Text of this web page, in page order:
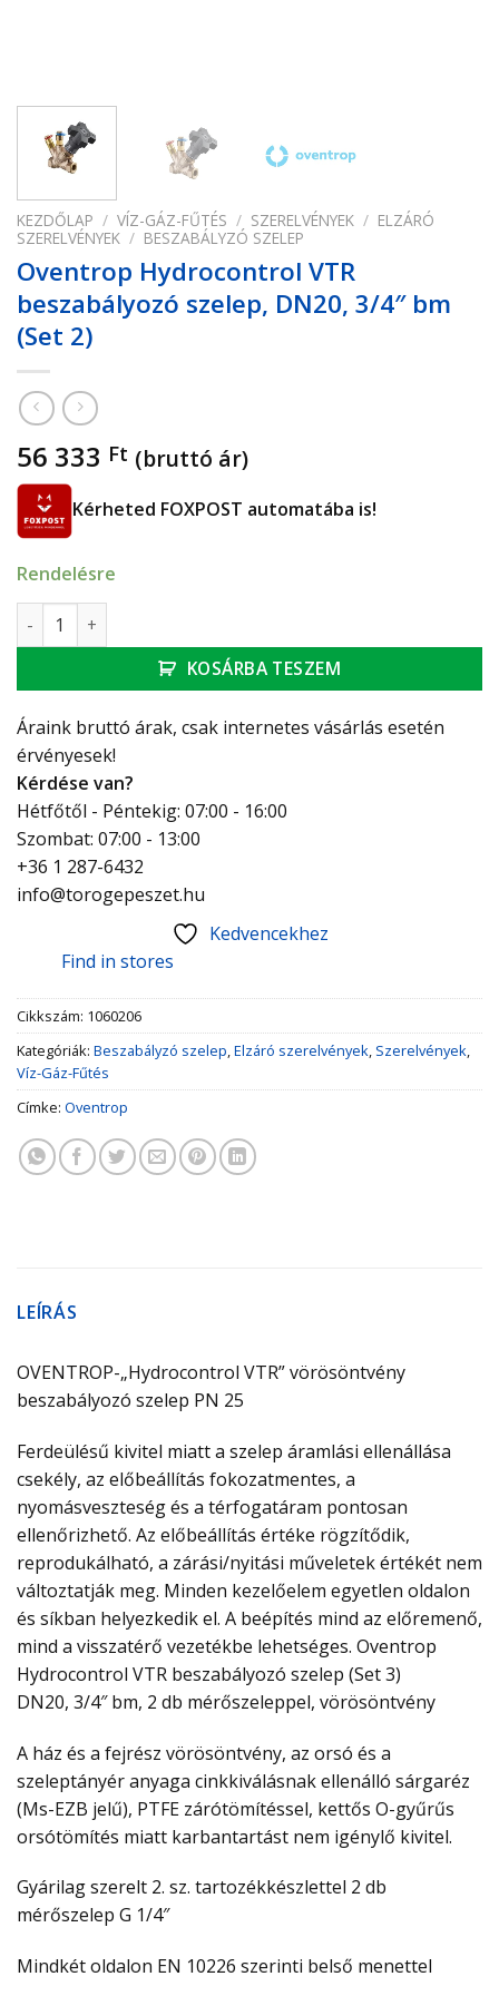
KEZDŐLAP / VÍZ-GÁZ-FŰTÉS / SZERELVÉNYEK / ELZÁRÓ
SZERELVÉNYEK / BESZABÁLYZÓ SZELEP
Oventrop Hydrocontrol VTR
beszabályozó szelep, DN20, 3/4″ bm
(Set 2)
56 333 Ft (bruttó ár)
Kérheted FOXPOST automatába is!
Rendelésre
Oventrop Hydrocontrol VTR beszabályozó szelep, DN20, 3/
KOSÁRBA TESZEM
Áraink bruttó árak, csak internetes vásárlás esetén
érvényesek!
Kérdése van?
Hétfőtől - Péntekig: 07:00 - 16:00
Szombat: 07:00 - 13:00
+36 1 287-6432
info@torogepeszet.hu
Kedvencekhez
Find in stores
Cikkszám: 1060206
Kategóriák: Beszabályzó szelep,Elzáró szerelvények, Szerelvények,
Víz-Gáz-Fűtés
Címke: Oventrop
LEÍRÁS
OVENTROP-„Hydrocontrol VTR” vörösöntvény
beszabályozó szelep PN 25
Ferdeülésű kivitel miatt a szelep áramlási ellenállása
csekély, az előbeállítás fokozatmentes, a
nyomásveszteség és a térfogatáram pontosan
ellenőrizhető. Az előbeállítás értéke rögzítődik,
reprodukálható, a zárási/nyitási műveletek értékét nem
változtatják meg. Minden kezelőelem egyetlen oldalon
és síkban helyezkedik el. A beépítés mind az előremenő,
mind a visszatérő vezetékbe lehetséges. Oventrop
Hydrocontrol VTR beszabályozó szelep (Set 3)
DN20, 3/4″ bm, 2 db mérőszeleppel, vörösöntvény
A ház és a fejrész vörösöntvény, az orsó és a
szeleptányér anyaga cinkkiválásnak ellenálló sárgaréz
(Ms-EZB jelű), PTFE zárótömítéssel, kettős O-gyűrűs
orsótömítés miatt karbantartást nem igénylő kivitel.
Gyárilag szerelt 2. sz. tartozékkészlettel 2 db
mérőszelep G 1/4″
Mindkét oldalon EN 10226 szerinti belső menettel